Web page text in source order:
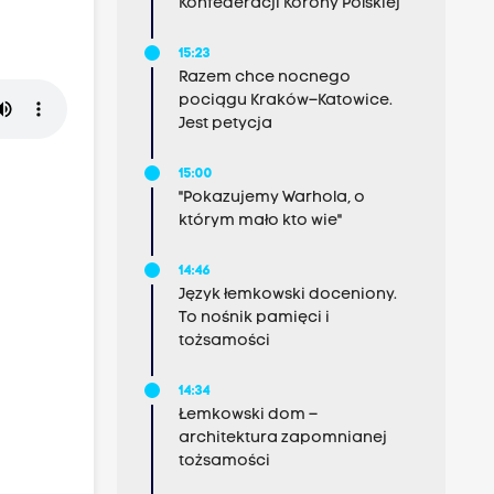
Konfederacji Korony Polskiej
15:23
Razem chce nocnego
pociągu Kraków–Katowice.
Jest petycja
15:00
"Pokazujemy Warhola, o
którym mało kto wie"
14:46
Język łemkowski doceniony.
To nośnik pamięci i
tożsamości
14:34
Łemkowski dom –
architektura zapomnianej
tożsamości